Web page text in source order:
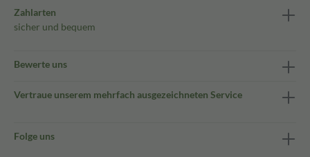
Zahlarten
sicher und bequem
Bewerte uns
Vertraue unserem mehrfach ausgezeichneten Service
Folge uns